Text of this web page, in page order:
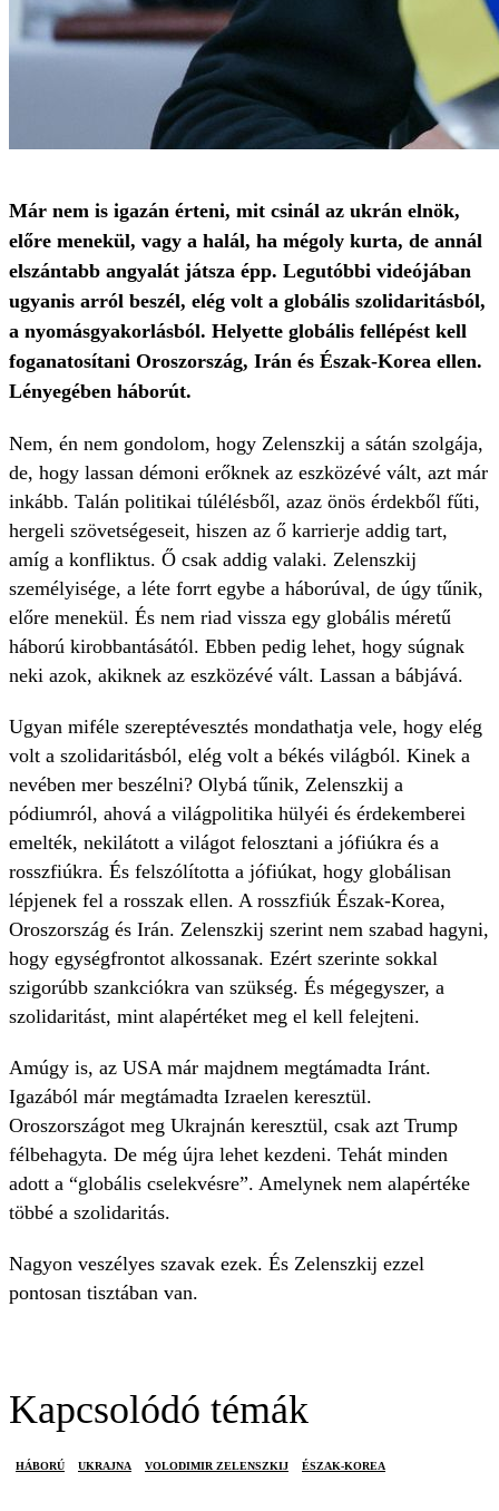
Már nem is igazán érteni, mit csinál az ukrán elnök,
előre menekül, vagy a halál, ha mégoly kurta, de annál
elszántabb angyalát játsza épp. Legutóbbi videójában
ugyanis arról beszél, elég volt a globális szolidaritásból,
a nyomásgyakorlásból. Helyette globális fellépést kell
foganatosítani Oroszország, Irán és Észak-Korea ellen.
Lényegében háborút.
Nem, én nem gondolom, hogy Zelenszkij a sátán szolgája,
de, hogy lassan démoni erőknek az eszközévé vált, azt már
inkább. Talán politikai túlélésből, azaz önös érdekből fűti,
hergeli szövetségeseit, hiszen az ő karrierje addig tart,
amíg a konfliktus. Ő csak addig valaki. Zelenszkij
személyisége, a léte forrt egybe a háborúval, de úgy tűnik,
előre menekül. És nem riad vissza egy globális méretű
háború kirobbantásától. Ebben pedig lehet, hogy súgnak
neki azok, akiknek az eszközévé vált. Lassan a bábjává.
Ugyan miféle szereptévesztés mondathatja vele, hogy elég
volt a szolidaritásból, elég volt a békés világból. Kinek a
nevében mer beszélni? Olybá tűnik, Zelenszkij a
pódiumról, ahová a világpolitika hülyéi és érdekemberei
emelték, nekilátott a világot felosztani a jófiúkra és a
rosszfiúkra. És felszólította a jófiúkat, hogy globálisan
lépjenek fel a rosszak ellen. A rosszfiúk Észak-Korea,
Oroszország és Irán. Zelenszkij szerint nem szabad hagyni,
hogy egységfrontot alkossanak. Ezért szerinte sokkal
szigorúbb szankciókra van szükség. És mégegyszer, a
szolidaritást, mint alapértéket meg el kell felejteni.
Amúgy is, az USA már majdnem megtámadta Iránt.
Igazából már megtámadta Izraelen keresztül.
Oroszországot meg Ukrajnán keresztül, csak azt Trump
félbehagyta. De még újra lehet kezdeni. Tehát minden
adott a “globális cselekvésre”. Amelynek nem alapértéke
többé a szolidaritás.
Nagyon veszélyes szavak ezek. És Zelenszkij ezzel
pontosan tisztában van.
Kapcsolódó témák
HÁBORÚ UKRAJNA VOLODIMIR ZELENSZKIJ ÉSZAK-KOREA